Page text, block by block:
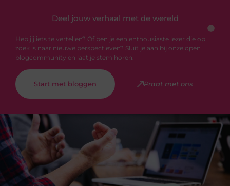
Deel jouw verhaal met de wereld
Heb jij iets te vertellen? Of ben je een enthousiaste lezer die op
zoek is naar nieuwe perspectieven? Sluit je aan bij onze open
blogcommunity en laat je stem horen.
Start met bloggen Praat met ons